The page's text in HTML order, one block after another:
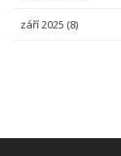
září 2025 (8)